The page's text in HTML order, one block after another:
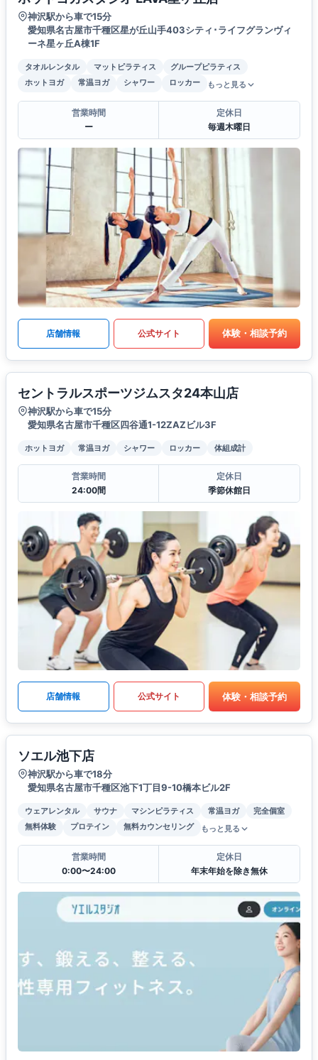
神沢駅から車で15分
愛知県名古屋市千種区星が丘山手403シティ･ライフグランヴィ
ーネ星ヶ丘A棟1F
タオルレンタル マットピラティス
グループピラティス
ホットヨガ
常温ヨガ シャワー ロッカー もっと見る
営業時間
ー
定休日
毎週木曜日
店舗情報 公式サイト 体験・相談予約
セントラルスポーツジムスタ24本山店
神沢駅から車で15分
愛知県名古屋市千種区四谷通1-12ZAZビル3F
ホットヨガ 常温ヨガ シャワー ロッカー 体組成計
営業時間
24:00間
定休日
季節休館日
店舗情報 公式サイト 体験・相談予約
ソエル池下店
神沢駅から車で18分
愛知県名古屋市千種区池下1丁目9-10橋本ビル2F
ウェアレンタル サウナ マシンピラティス 常温ヨガ
完全個室
無料体験
プロテイン 無料カウンセリング もっと見る
営業時間
0:00〜24:00
定休日
年末年始を除き無休